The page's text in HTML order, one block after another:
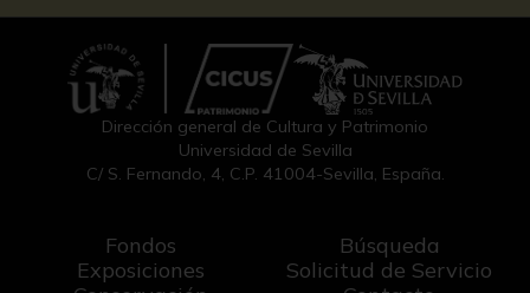
Dirección general de Cultura y Patrimonio
Universidad de Sevilla
C/ S. Fernando, 4, C.P. 41004-Sevilla, España.
Fondos
Exposiciones
Búsqueda
Solicitud de Servicio